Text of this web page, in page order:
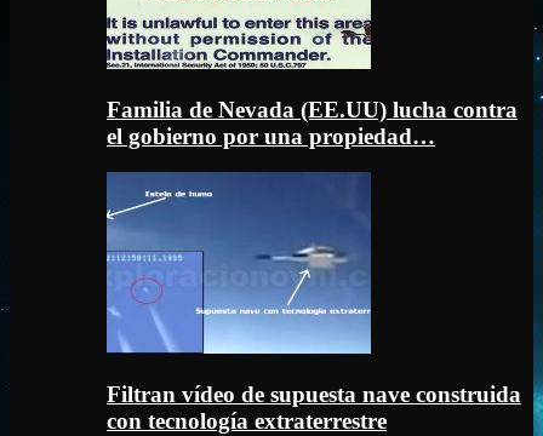
Familia de Nevada (EE.UU) lucha contra
el gobierno por una propiedad…
Filtran vídeo de supuesta nave construida
con tecnología extraterrestre